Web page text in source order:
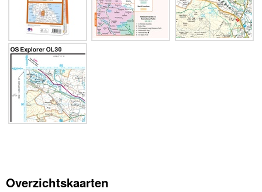
Overzichtskaarten